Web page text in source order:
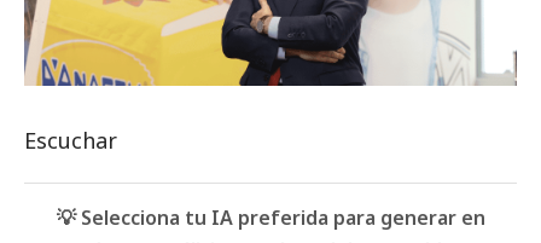
Escuchar
💡 Selecciona tu IA preferida para generar en